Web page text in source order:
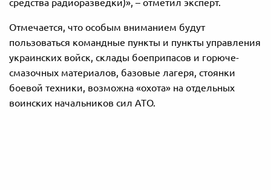
средства радиоразведки)», – отметил эксперт.
Отмечается, что особым вниманием будут
пользоваться командные пункты и пункты управления
украинских войск, склады боеприпасов и горюче-
смазочных материалов, базовые лагеря, стоянки
боевой техники, возможна «охота» на отдельных
воинских начальников сил АТО.